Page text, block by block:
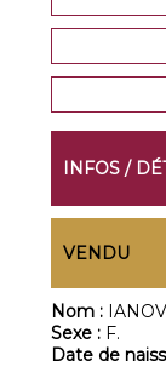
INFOS /
VENDU
Nom :
Sexe : F.
Date de